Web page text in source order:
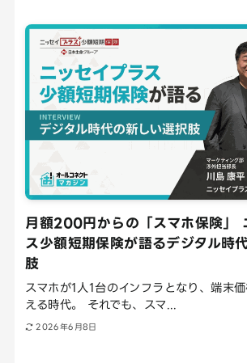
月額200円からの「スマホ保険」
ス少額短期保険が語るデジタル時
肢
スマホが1人1台のインフラとなり、端末
える時代。 それでも、スマ...
2026年6月8日